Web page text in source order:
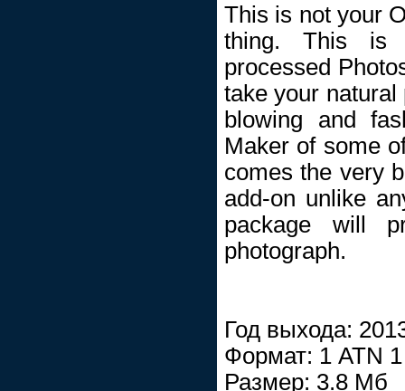
This is not your
thing. This is
processed
take your
blowing and
Maker of some
comes the very
add-on unlike
package will
photograph.
Год выхода:
Формат: 1 ATN
Размер: 3.8 Мб